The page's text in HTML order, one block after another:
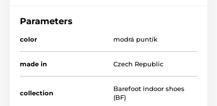
Parameters
color modrá puntík
made in Czech Republic
collection
Barefoot indoor shoes
(BF)